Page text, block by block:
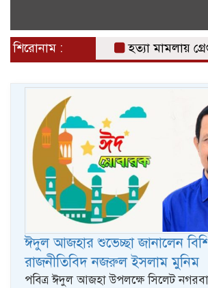
শিরোনাম : হত্যা মামলায়
ঈদুল আজহার শুভেচ্ছা জানালেন
রাজনীতিবিদ নজরুল ইসলাম মুনিম
পবিত্র ঈদুল আজহা উপলক্ষে সিলেট